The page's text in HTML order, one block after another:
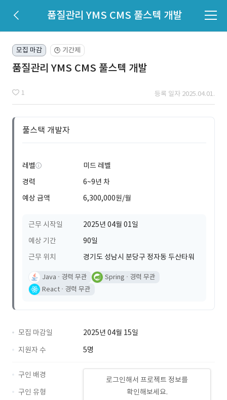
품질관리 YMS CMS 풀스텍 개발
모집 마감 🕒 기간제
품질관리 YMS CMS 풀스텍 개발
1 등록 일자 2025.04.01.
풀스택 개발자
레벨
미드 레벨
경력
6~9년 차
예상 금액
6,300,000원/월
근무 시작일
2025년 04월 01일
예상 기간
90일
근무 위치
경기도 성남시 분당구 정자동 두산타워
Java 경력 무관 Spring
경력 무관
React
경력 무관
모집 마감일
2025년 04월 15일
지원자 수
5명
로그인해서 프로젝트 정보를
확인해보세요.
구인 배경
구인 유형